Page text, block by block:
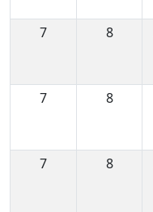
7
8
7
8
7
8